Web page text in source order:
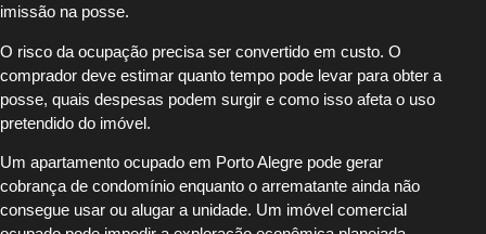
imissão na posse.
O risco da ocupação precisa ser convertido em custo. O
comprador deve estimar quanto tempo pode levar para obter a
posse, quais despesas podem surgir e como isso afeta o uso
pretendido do imóvel.
Um apartamento ocupado em Porto Alegre pode gerar
cobrança de condomínio enquanto o arrematante ainda não
consegue usar ou alugar a unidade. Um imóvel comercial